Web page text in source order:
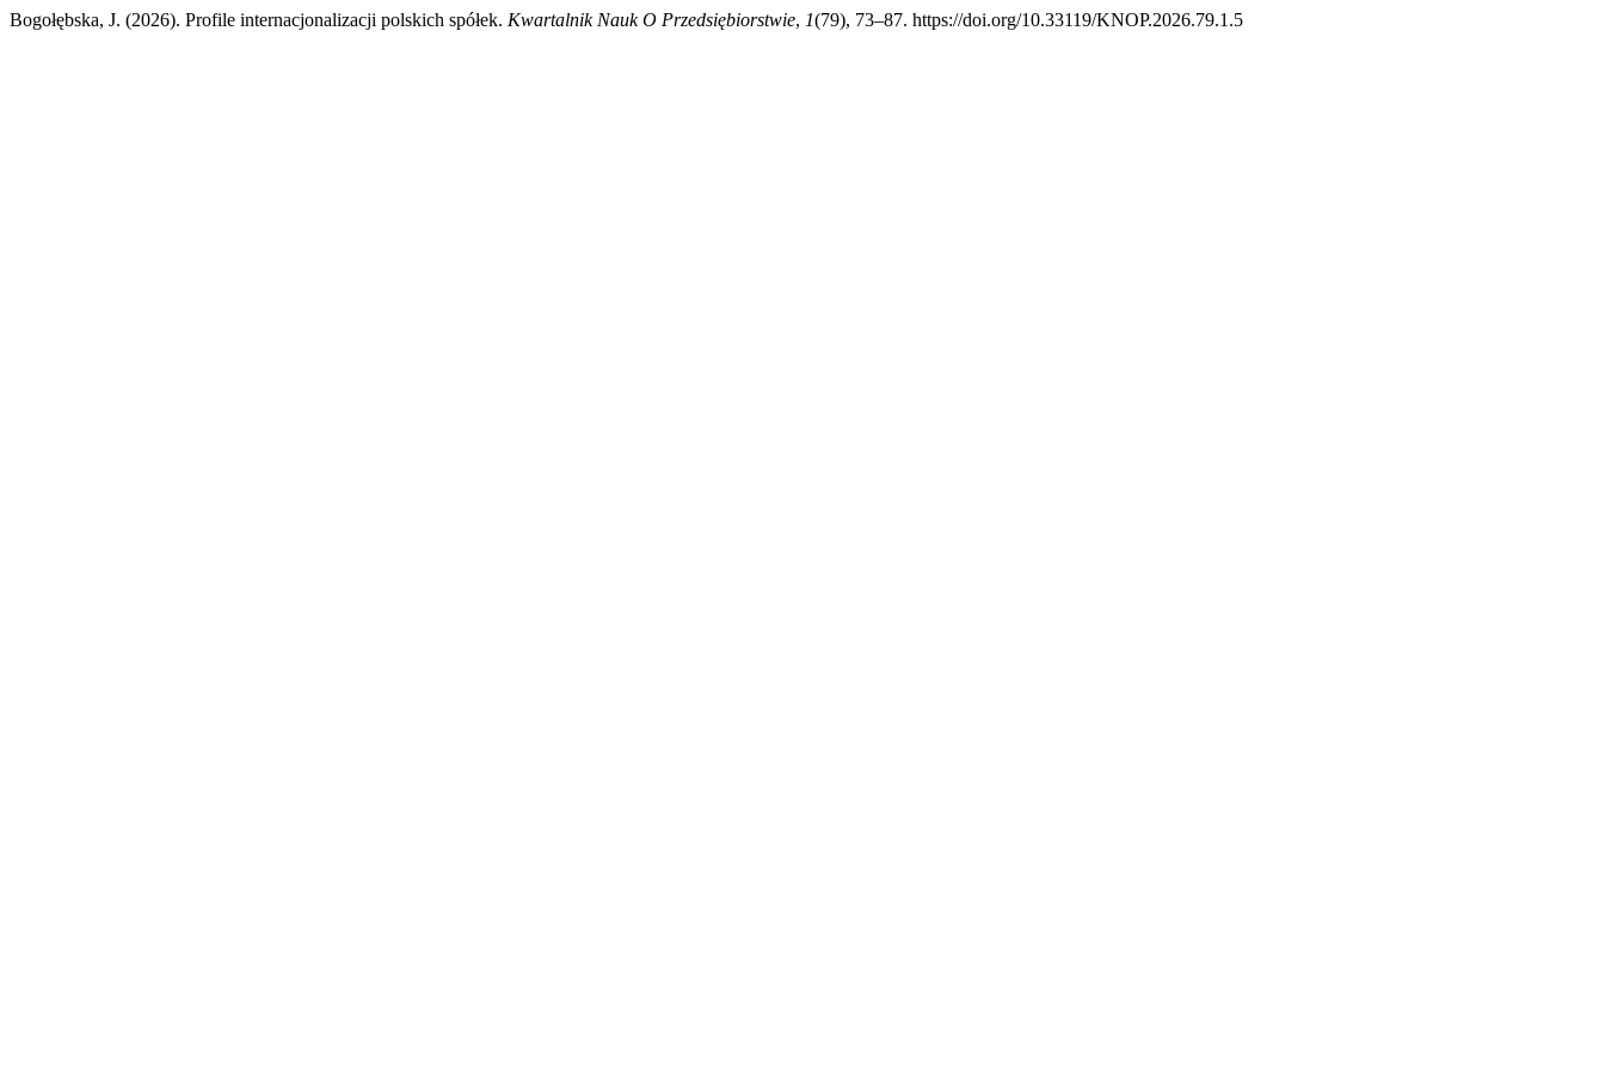
Bogołębska, J. (2026). Profile internacjonalizacji polskich spółek. Kwartalnik Nauk O Przedsiębiorstwie, 1(79), 73–87. https://doi.org/10.33119/KNOP.2026.79.1.5